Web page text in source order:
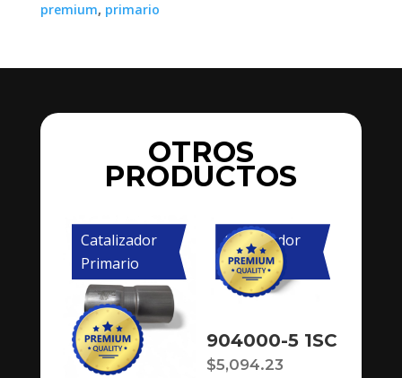
premium, primario
OTROS
PRODUCTOS
Catalizador
Primario
Catalizador
Primario
904000-5 1SC
$5,094.23